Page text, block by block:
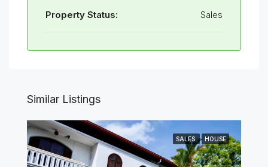
Property Status: Sales
Similar Listings
SALES HOUSE